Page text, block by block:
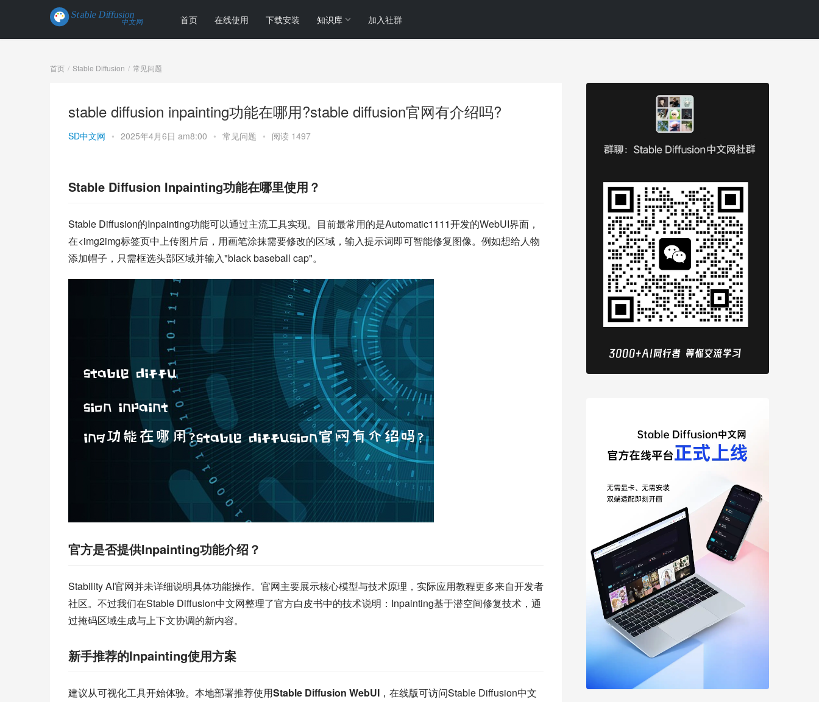
首页 在线使用 下载安装 知识库 加入社群
首页 Stable Diffusion 常见问题
stable diffusion inpainting功能在哪用?stable diffusion官网有介绍吗?
SD中文网 • 2025年4月6日 am8:00 • 常见问题 • 阅读 1497
Stable Diffusion Inpainting功能在哪里使用？
Stable Diffusion的Inpainting功能可以通过主流工具实现。目前最常用的是Automatic1111开发的WebUI界面，
在<img2img标签页中上传图片后，用画笔涂抹需要修改的区域，输入提示词即可智能修复图像。例如想给人物
添加帽子，只需框选头部区域并输入"black baseball cap"。
官方是否提供Inpainting功能介绍？
Stability AI官网并未详细说明具体功能操作。官网主要展示核心模型与技术原理，实际应用教程更多来自开发者
社区。不过我们在Stable Diffusion中文网整理了官方白皮书中的技术说明：Inpainting基于潜空间修复技术，通
过掩码区域生成与上下文协调的新内容。
新手推荐的Inpainting使用方案
建议从可视化工具开始体验。本地部署推荐使用Stable Diffusion WebUI ，在线版可访问Stable Diffusion中文